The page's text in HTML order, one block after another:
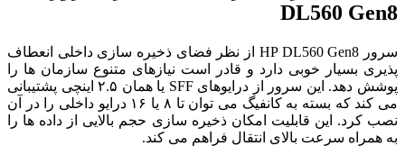
DL560 Gen8
سرور HP DL560 Gen8 از نظر فضای ذخیره سازی داخلی انعطاف
پذیری بسیار خوبی دارد و قادر است نیازهای متنوع سازمان ها را
پوشش دهد. این سرور از درایوهای SFF یا همان ۲.۵ اینچی پشتیبانی
می کند که بسته به کانفیگ می توان تا ۸ یا ۱۶ درایو داخلی را در آن
نصب کرد. این قابلیت امکان ذخیره سازی حجم بالایی از داده ها را
به همراه سرعت بالای انتقال فراهم می کند.